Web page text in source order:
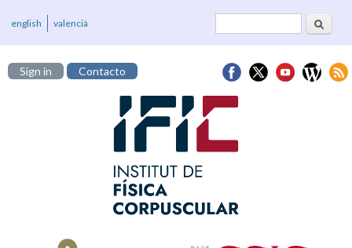
Formulario deBuscar
english valencià
Sign in Contacto